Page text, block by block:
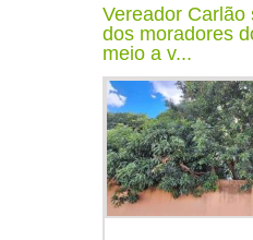
Vereador Carlão
dos moradores
meio a v...